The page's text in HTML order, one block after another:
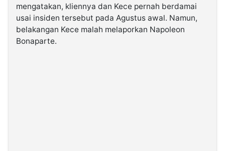
mengatakan, kliennya dan Kece pernah berdamai
usai insiden tersebut pada Agustus awal. Namun,
belakangan Kece malah melaporkan Napoleon
Bonaparte.